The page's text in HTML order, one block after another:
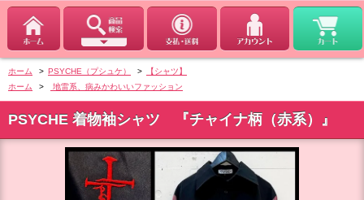
ホーム > PSYCHE（プシュケ） >
【シャツ】
ホーム
> 地雷系、病みかわいいファッション
PSYCHE 着物袖シャツ 『チャイナ柄（赤系）』